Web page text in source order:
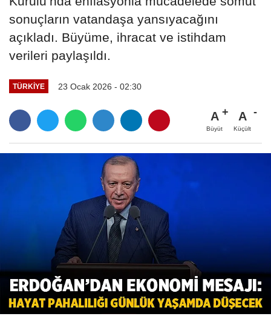
sonuçların vatandaşa yansıyacağını
açıkladı. Büyüme, ihracat ve istihdam
verileri paylaşıldı.
TÜRKIYE 23 Ocak 2026 - 02:30
A
Büyüt
A
Küçült